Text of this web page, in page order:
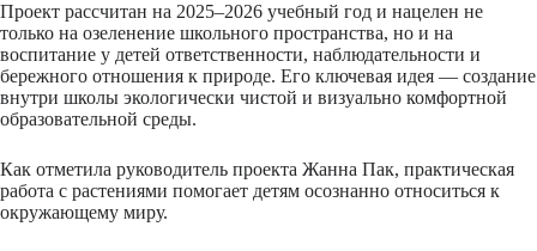
Проект рассчитан на 2025–2026 учебный год и нацелен не
только на озеленение школьного пространства, но и на
воспитание у детей ответственности, наблюдательности и
бережного отношения к природе. Его ключевая идея — создание
внутри школы экологически чистой и визуально комфортной
образовательной среды.
Как отметила руководитель проекта Жанна Пак, практическая
работа с растениями помогает детям осознанно относиться к
окружающему миру.